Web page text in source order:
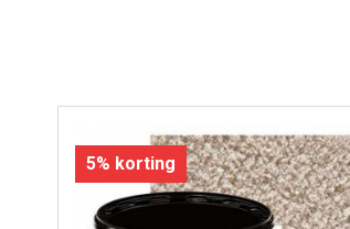
5% korting